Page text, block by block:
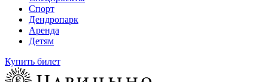
Спорт
Дендропарк
Аренда
Детям
Купить билет